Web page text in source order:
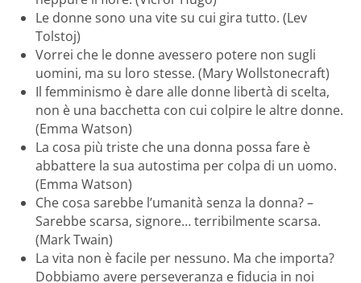
Le donne sono una vite su cui gira tutto. (Lev
Tolstoj)
Vorrei che le donne avessero potere non sugli
uomini, ma su loro stesse. (Mary Wollstonecraft)
Il femminismo è dare alle donne libertà di scelta,
non è una bacchetta con cui colpire le altre donne.
(Emma Watson)
La cosa più triste che una donna possa fare è
abbattere la sua autostima per colpa di un uomo.
(Emma Watson)
Che cosa sarebbe l’umanità senza la donna? –
Sarebbe scarsa, signore… terribilmente scarsa.
(Mark Twain)
La vita non è facile per nessuno. Ma che importa?
Dobbiamo avere perseveranza e fiducia in noi